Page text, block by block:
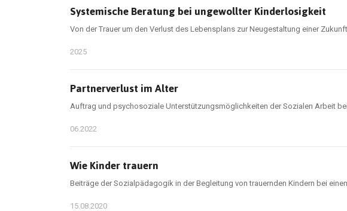
Systemische Beratung bei ungewollter Kinderlosigkeit
Von der Trauer um den Verlust des Lebensplans zur Neugestaltung einer
2025
Partnerverlust im Alter
Auftrag und psychosoziale Unterstützungsmöglichkeiten der Sozialen Arbeit
06.2022
Wie Kinder trauern
Beiträge der Sozialpädagogik in der Begleitung von trauernden Kindern bei
15.08.2020